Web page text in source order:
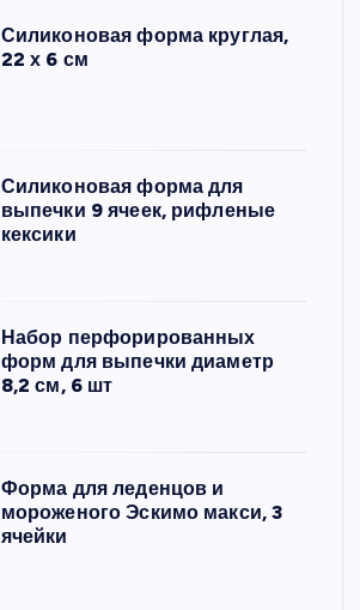
Силиконовая форма круглая,
22 х 6 см
Силиконовая форма для
выпечки 9 ячеек, рифленые
кексики
Набор перфорированных
форм для выпечки диаметр
8,2 см, 6 шт
Форма для леденцов и
мороженого Эскимо макси, 3
ячейки